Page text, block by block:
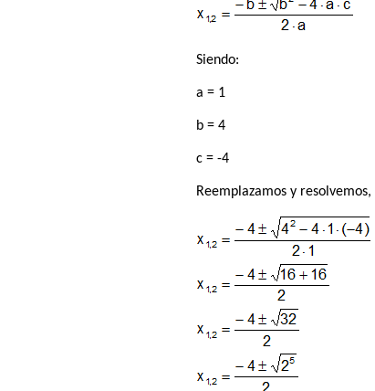
Siendo:
a = 1
b = 4
c = -4
Reemplazamos y